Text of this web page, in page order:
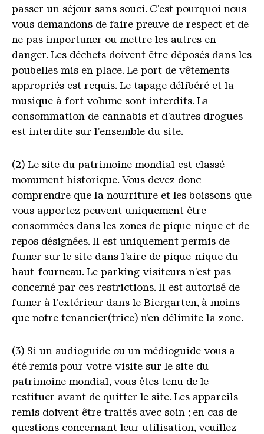
passer un séjour sans souci. C'est pourquoi nous
vous demandons de faire preuve de respect et de
ne pas importuner ou mettre les autres en
danger. Les déchets doivent être déposés dans les
poubelles mis en place. Le port de vêtements
appropriés est requis. Le tapage délibéré et la
musique à fort volume sont interdits. La
consommation de cannabis et d'autres drogues
est interdite sur l'ensemble du site.
(2) Le site du patrimoine mondial est classé
monument historique. Vous devez donc
comprendre que la nourriture et les boissons que
vous apportez peuvent uniquement être
consommées dans les zones de pique-nique et de
repos désignées. Il est uniquement permis de
fumer sur le site dans l'aire de pique-nique du
haut-fourneau. Le parking visiteurs n'est pas
concerné par ces restrictions. Il est autorisé de
fumer à l'extérieur dans le Biergarten, à moins
que notre tenancier(trice) n’en délimite la zone.
(3) Si un audioguide ou un médioguide vous a
été remis pour votre visite sur le site du
patrimoine mondial, vous êtes tenu de le
restituer avant de quitter le site. Les appareils
remis doivent être traités avec soin ; en cas de
questions concernant leur utilisation, veuillez